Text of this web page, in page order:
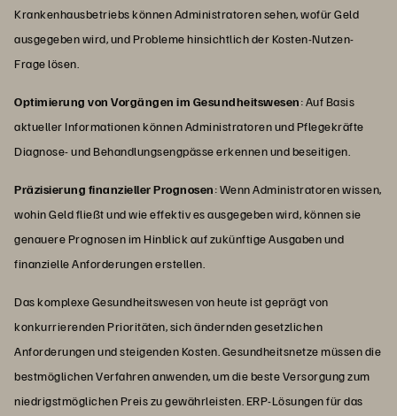
Krankenhausbetriebs können Administratoren sehen, wofür Geld
ausgegeben wird, und Probleme hinsichtlich der Kosten-Nutzen-
Frage lösen.
Optimierung von Vorgängen im Gesundheitswesen: Auf Basis
aktueller Informationen können Administratoren und Pflegekräfte
Diagnose- und Behandlungsengpässe erkennen und beseitigen.
Präzisierung finanzieller Prognosen: Wenn Administratoren wissen,
wohin Geld fließt und wie effektiv es ausgegeben wird, können sie
genauere Prognosen im Hinblick auf zukünftige Ausgaben und
finanzielle Anforderungen erstellen.
Das komplexe Gesundheitswesen von heute ist geprägt von
konkurrierenden Prioritäten, sich ändernden gesetzlichen
Anforderungen und steigenden Kosten. Gesundheitsnetze müssen die
bestmöglichen Verfahren anwenden, um die beste Versorgung zum
niedrigstmöglichen Preis zu gewährleisten. ERP-Lösungen für das